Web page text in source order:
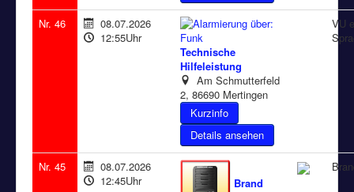
Nr. 46
08.07.2026
12:55Uhr
Technische
Hilfeleistung
Am Schmutterfeld
2, 86690 Mertingen
Details ansehen
VU
Nr. 45
08.07.2026
12:45Uhr
Brand